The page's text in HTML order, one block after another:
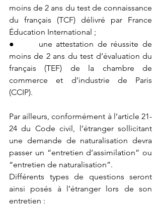
moins de 2 ans du test de connaissance
du français (TCF) délivré par France
Éducation International ;
●      une attestation de réussite de
moins de 2 ans du test d’évaluation du
français (TEF) de la chambre de
commerce et d’industrie de Paris
(CCIP).
Par ailleurs, conformément à l’article 21-
24 du Code civil, l’étranger sollicitant
une demande de naturalisation devra
passer un “entretien d’assimilation” ou
“entretien de naturalisation”.
Différents types de questions seront
ainsi posés à l’étranger lors de son
entretien :